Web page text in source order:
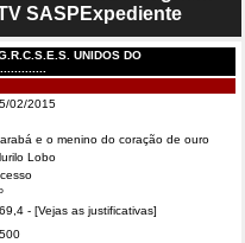
SASP Expediente
UNIDOS DO
02/2015
e o menino do coração de ouro
Lobo
- [Vejas as justificativas]